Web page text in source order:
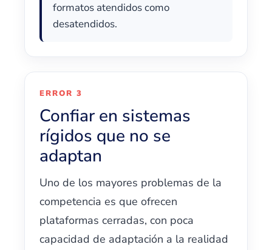
formatos atendidos como
desatendidos.
ERROR 3
Confiar en sistemas
rígidos que no se
adaptan
Uno de los mayores problemas de la
competencia es que ofrecen
plataformas cerradas, con poca
capacidad de adaptación a la realidad